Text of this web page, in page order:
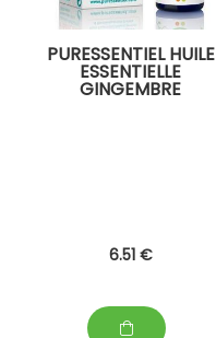
PURESSENTIEL HUILE
ESSENTIELLE
GINGEMBRE
6.51 €